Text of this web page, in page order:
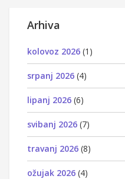
Arhiva
kolovoz 2026 (1)
srpanj 2026 (4)
lipanj 2026 (6)
svibanj 2026 (7)
travanj 2026 (8)
ožujak 2026 (4)